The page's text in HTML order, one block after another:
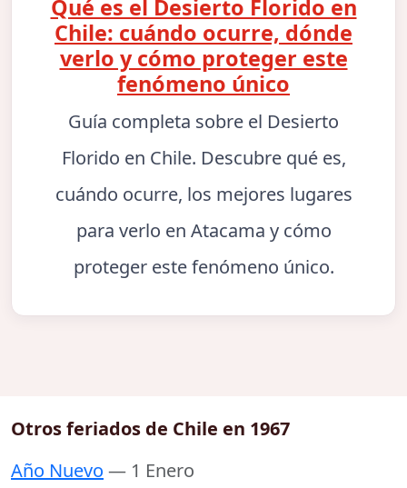
Qué es el Desierto Florido en
Chile: cuándo ocurre, dónde
verlo y cómo proteger este
fenómeno único
Guía completa sobre el Desierto
Florido en Chile. Descubre qué es,
cuándo ocurre, los mejores lugares
para verlo en Atacama y cómo
proteger este fenómeno único.
Otros feriados de Chile en 1967
Año Nuevo — 1 Enero